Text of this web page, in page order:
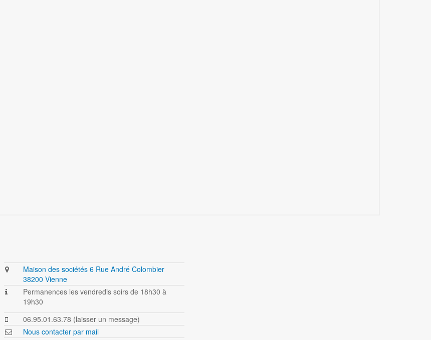
Maison des sociétés 6 Rue André Colombier
38200 Vienne
Permanences les vendredis soirs de 18h30 à
19h30
06.95.01.63.78 (laisser un message)
Nous contacter par mail